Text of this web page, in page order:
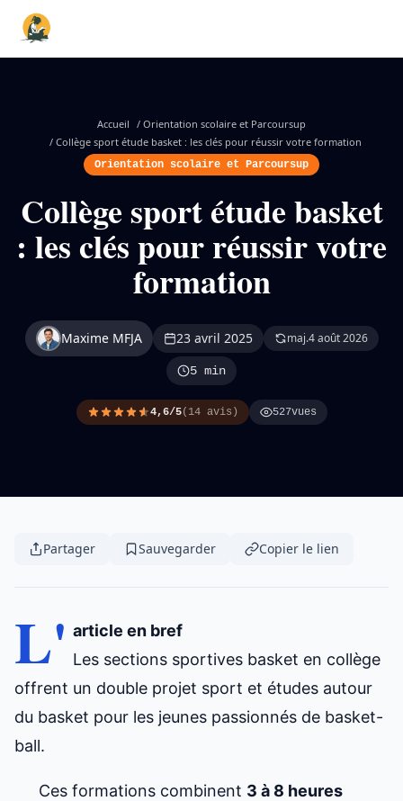
Accueil / Orientation scolaire et Parcoursup
/ Collège sport étude basket : les clés pour réussir votre formation
Orientation scolaire et Parcoursup
Collège sport étude basket
: les clés pour réussir votre
formation
Maxime MFJA 23 avril 2025 maj.4 août 2026
5 min
4,6/5(14 avis) 527vues
Partager Sauvegarder Copier le lien
L' article en bref
Les sections sportives basket en collège
offrent un double projet sport et études autour
du basket pour les jeunes passionnés de basket-
ball.
Ces formations combinent 3 à 8 heures